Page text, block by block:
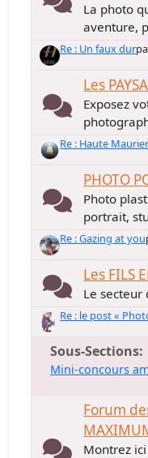
La photo
aventure,
Re : Un faux dur
Les
Exposez
Re : Haute
PHOTO
Photo
portrait,
Re : Gazing at you
Les FILS
Le secteur
Re : le post «
Sous-Sections
Mini-concours
Forum
Montrez